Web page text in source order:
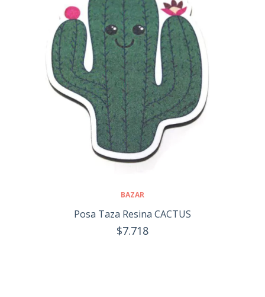
BAZAR
Posa Taza Resina CACTUS
$7.718